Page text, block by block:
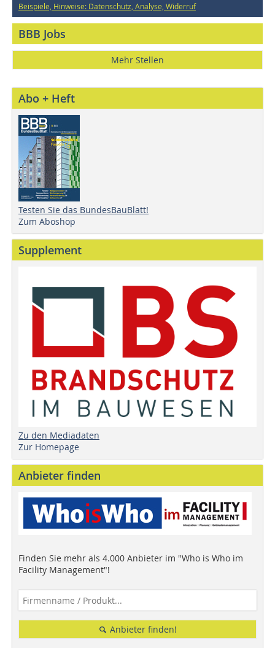
Beispiele, Hinweise: Datenschutz, Analyse, Widerruf
BBB Jobs
Mehr Stellen
Abo + Heft
Testen Sie das BundesBauBlatt!
Zum Aboshop
Supplement
Zu den Mediadaten
Zur Homepage
Anbieter finden
Finden Sie mehr als 4.000 Anbieter im "Who is Who im
Facility Management"!
Anbieter finden!